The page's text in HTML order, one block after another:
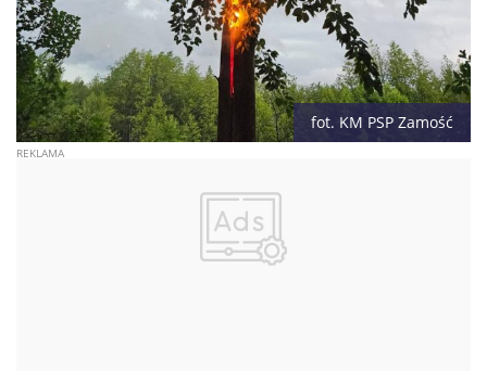
fot. KM PSP Zamość